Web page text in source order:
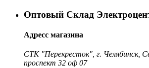
Оптовый Склад
Адресс магазина
СТК "Перекресток", г. Челябинск,
проспект 32 оф 07